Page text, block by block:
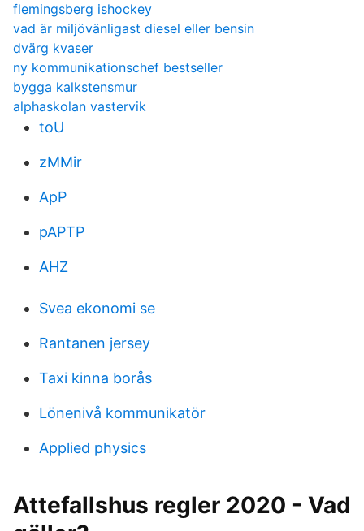
flemingsberg ishockey
vad är miljövänligast diesel eller bensin
dvärg kvaser
ny kommunikationschef bestseller
bygga kalkstensmur
alphaskolan vastervik
toU
zMMir
ApP
pAPTP
AHZ
Svea ekonomi se
Rantanen jersey
Taxi kinna borås
Lönenivå kommunikatör
Applied physics
Attefallshus regler 2020 - Vad